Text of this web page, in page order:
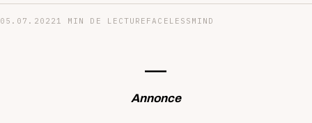
05.07.2022 1 MIN DE LECTURE FACELESSMIND
—-
Annonce